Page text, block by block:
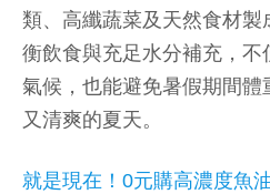
類、高纖蔬菜及天然食材製
衡飲食與充足水分補充，不
氣候，也能避免暑假期間體
又清爽的夏天。
就是現在！0元購高濃度魚